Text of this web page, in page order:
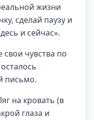
жизни
сделай паузу и
и сейчас».
чувства по
письмо.
на кровать (в
глаза и